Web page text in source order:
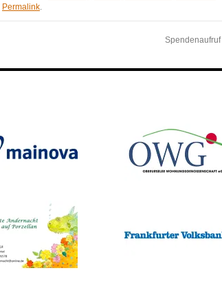
Permalink.
Spendenaufruf